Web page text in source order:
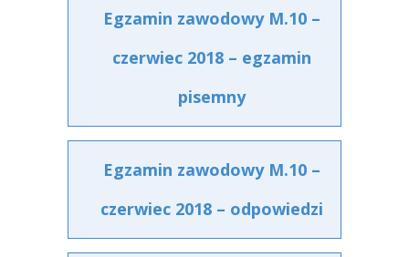
Egzamin zawodowy M.10 –
czerwiec 2018 – egzamin
pisemny
Egzamin zawodowy M.10 –
czerwiec 2018 – odpowiedzi